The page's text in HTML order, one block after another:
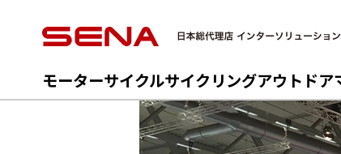
モーターサイクルサイクリングアウトドア